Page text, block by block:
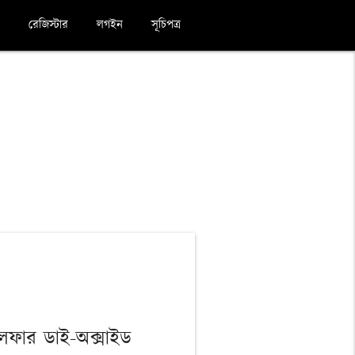
সূচিপত্র
লগইন
রেজিস্টার
ডাই-অক্সাইড